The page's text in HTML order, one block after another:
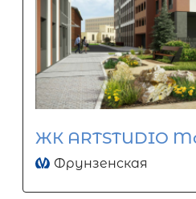
ЖК ARTSTUDIO
Фрунзенская